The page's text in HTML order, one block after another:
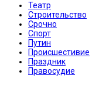
Театр
Строительство
Срочно
Спорт
Путин
Происшестивие
Праздник
Правосудие